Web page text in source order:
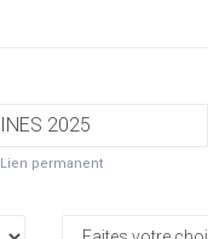
Lien permanent